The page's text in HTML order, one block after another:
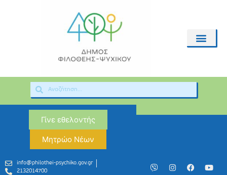
Γίνε εθελοντής
Μητρώο Νέων
info@philothei-psychiko.gov.gr
2132014700